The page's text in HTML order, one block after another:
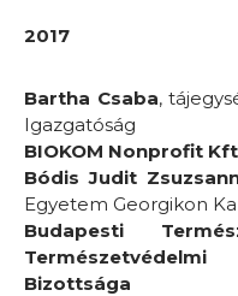
2017
Bartha Csaba,
Igazgatóság
BIOKOM Nonprofit
Bódis Judit
Egyetem Georgikon
Budapesti
Bizottsága